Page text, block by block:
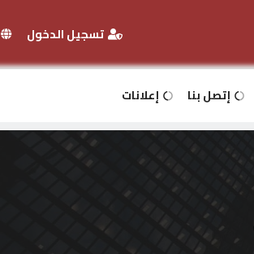
تسجيل الدخول
إتصل بنا إعلانات